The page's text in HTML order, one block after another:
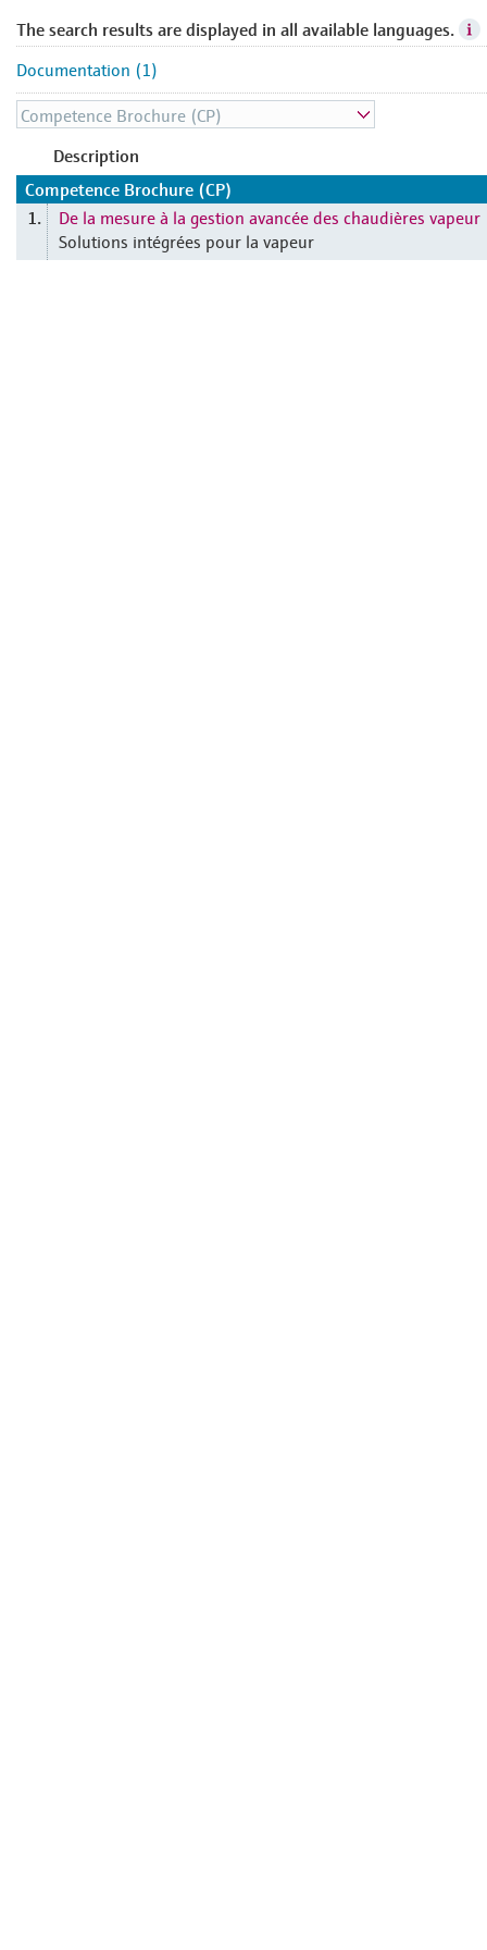
The search results are displayed in all available languages.
Documentation (1)
Description
Competence Brochure (CP)
1.
De la mesure à la gestion avancée des chaudières vapeur
Solutions intégrées pour la vapeur